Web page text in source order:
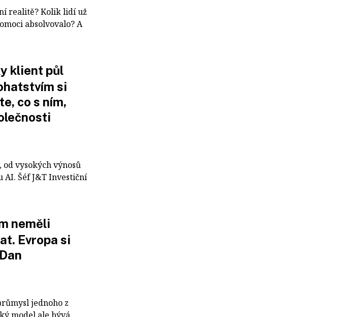
realitě? Kolik lidí už
absolvovalo? A
klient půl
si
co s ním,
vysokých výnosů
Šéf J&T Investiční
neměli
Evropa si
jednoho z
model ale bývá